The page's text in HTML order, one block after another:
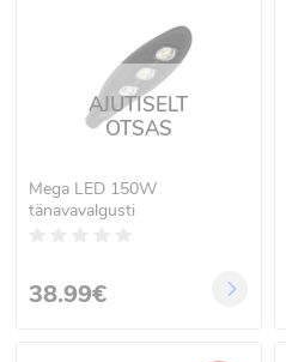
AJUTISELT
OTSAS
Mega LED 150W
tänavavalgusti
38.99€